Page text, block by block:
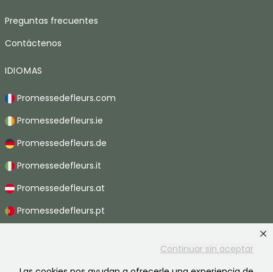
Continuar sin aceptar
Preguntas frecuentes
Contáctenos
IDIOMAS
Promessedefleurs.com
Promessedefleurs.ie
Promessedefleurs.de
Promessedefleurs.it
Promessedefleurs.at
Promessedefleurs.pt